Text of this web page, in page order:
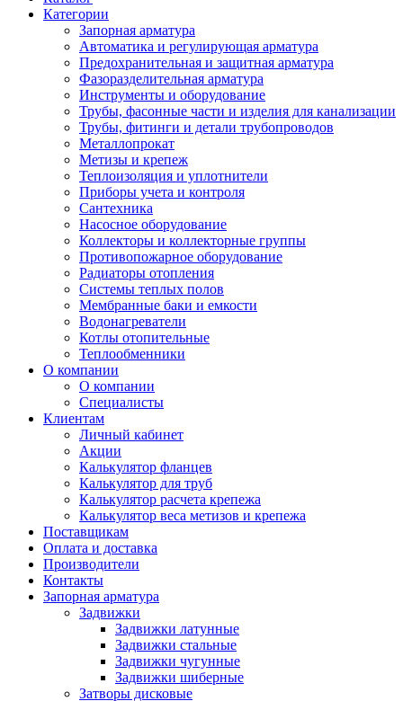
Категории
Запорная арматура
Автоматика и регулирующая арматура
Предохранительная и защитная арматура
Фазоразделительная арматура
Инструменты и оборудование
Трубы, фасонные части и изделия для канализации
Трубы, фитинги и детали трубопроводов
Металлопрокат
Метизы и крепеж
Теплоизоляция и уплотнители
Приборы учета и контроля
Сантехника
Насосное оборудование
Коллекторы и коллекторные группы
Противопожарное оборудование
Радиаторы отопления
Системы теплых полов
Мембранные баки и емкости
Водонагреватели
Котлы отопительные
Теплообменники
О компании
О компании
Специалисты
Клиентам
Личный кабинет
Акции
Калькулятор фланцев
Калькулятор для труб
Калькулятор расчета крепежа
Калькулятор веса метизов и крепежа
Поставщикам
Оплата и доставка
Производители
Контакты
Запорная арматура
Задвижки
Задвижки латунные
Задвижки стальные
Задвижки чугунные
Задвижки шиберные
Затворы дисковые